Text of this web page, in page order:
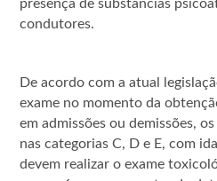
presença de substâncias
condutores.
De acordo com a atual
exame no momento da
em admissões ou demissões,
nas categorias C, D e E, com
devem realizar o exame